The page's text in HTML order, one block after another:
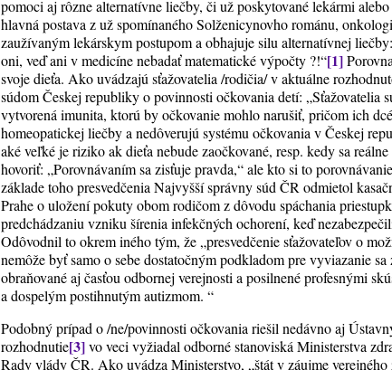
pomoci aj rôzne alternatívne liečby, či už poskytované lekármi
hlavná postava z už spomínaného Solženicynovho románu,
zaužívaným lekárskym postupom a obhajuje silu alternatívnej
oni, veď ani v medicíne nebadať matematické výpočty ?!“[1]
svoje dieťa. Ako uvádzajú sťažovatelia /rodičia/ v aktuálne
súdom Českej republiky o povinnosti očkovania detí: „Sťažovatelia
vytvorená imunita, ktorú by očkovanie mohlo narušiť, pričom ich
homeopatickej liečby a nedôverujú systému očkovania v Českej
aké veľké je riziko ak dieťa nebude zaočkované, resp. kedy sa
hovoriť: „Porovnávaním sa zisťuje pravda,“ ale kto si to
základe toho presvedčenia Najvyšší správny súd ČR odmietol
Prahe o uložení pokuty obom rodičom z dôvodu spáchania
predchádzaniu vzniku šírenia infekčných ochorení, keď
Odôvodnil to okrem iného tým, že „presvedčenie sťažovateľov o
nemôže byť samo o sebe dostatočným podkladom pre vyviazanie
obraňované aj časťou odbornej verejnosti a posilnené profesnými
a dospelým postihnutým autizmom. “
Podobný prípad o /ne/povinnosti očkovania riešil nedávno aj
rozhodnutie[3]vo veci vyžiadal odborné stanoviská Ministerstva
Rady vlády ČR. Ako uvádza Ministerstvo, „štát v záujme